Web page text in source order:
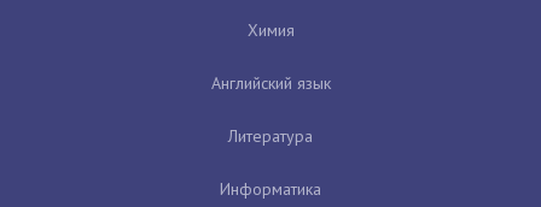
Химия
Английский язык
Литература
Информатика